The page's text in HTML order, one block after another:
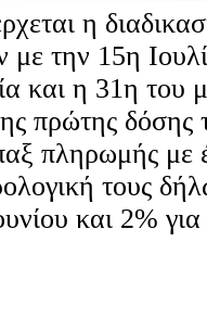
η
την 15η
και η 31η του
πρώτης δόσης
πληρωμής με
τους
και 2%